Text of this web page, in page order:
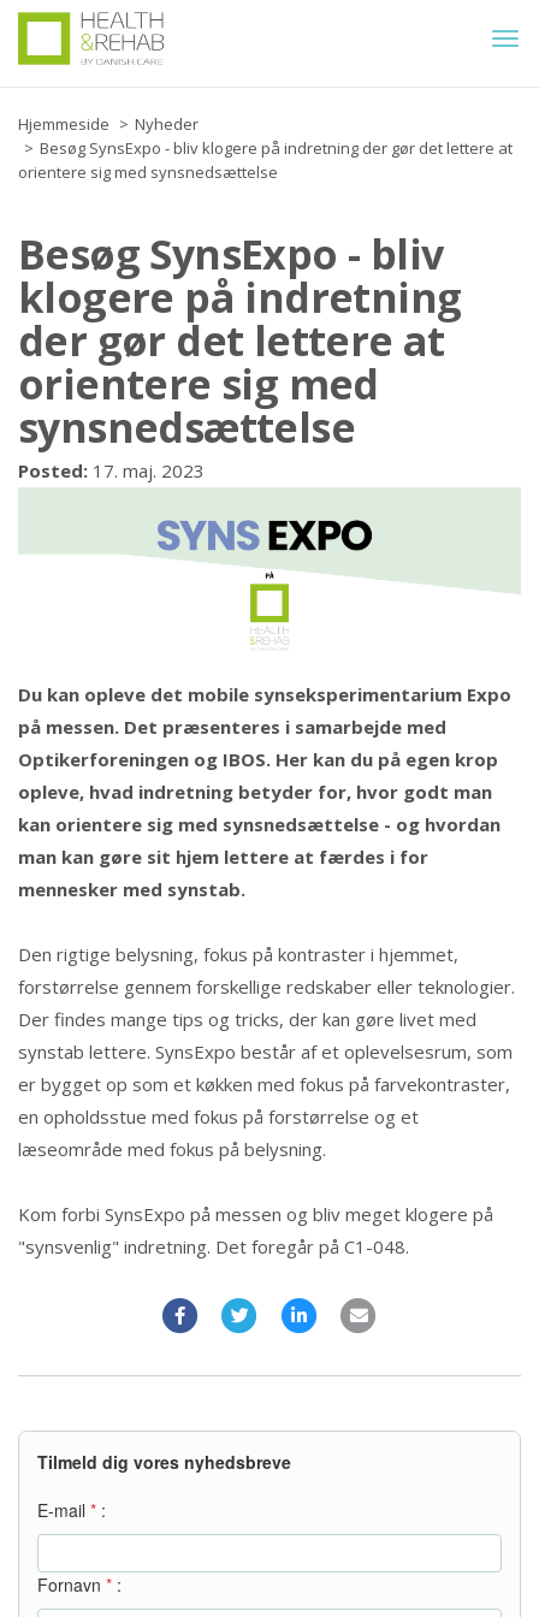
Hjemmeside
Nyheder
Besøg SynsExpo - bliv klogere på indretning der gør det lettere at
orientere sig med synsnedsættelse
Besøg SynsExpo - bliv
klogere på indretning
der gør det lettere at
orientere sig med
synsnedsættelse
Posted: 17. maj. 2023
Du kan opleve det mobile synseksperimentarium Expo
på messen. Det præsenteres i samarbejde med
Optikerforeningen og IBOS. Her kan du på egen krop
opleve, hvad indretning betyder for, hvor godt man
kan orientere sig med synsnedsættelse - og hvordan
man kan gøre sit hjem lettere at færdes i for
mennesker med synstab.
Den rigtige belysning, fokus på kontraster i hjemmet,
forstørrelse gennem forskellige redskaber eller teknologier.
Der findes mange tips og tricks, der kan gøre livet med
synstab lettere. SynsExpo består af et oplevelsesrum, som
er bygget op som et køkken med fokus på farvekontraster,
en opholdsstue med fokus på forstørrelse og et
læseområde med fokus på belysning.
Kom forbi SynsExpo på messen og bliv meget klogere på
"synsvenlig" indretning. Det foregår på C1-048.